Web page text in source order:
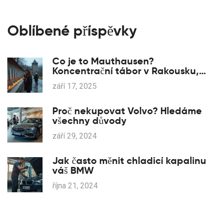
Oblíbené příspěvky
Co je to Mauthausen?
Koncentrační tábor v Rakousku,
čísla, historie a jak ho chápat
dnes
září 17, 2025
Proč nekupovat Volvo? Hledáme
všechny důvody
září 29, 2024
Jak často měnit chladicí kapalinu
váš BMW
října 21, 2024